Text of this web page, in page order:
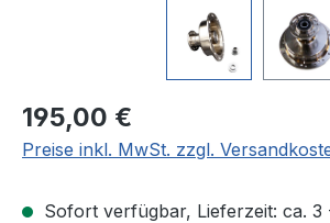
Regulärer Preis:
195,00 €
Preise inkl. MwSt. zzgl.
Sofort verfügbar, Lieferzeit: ca. 3